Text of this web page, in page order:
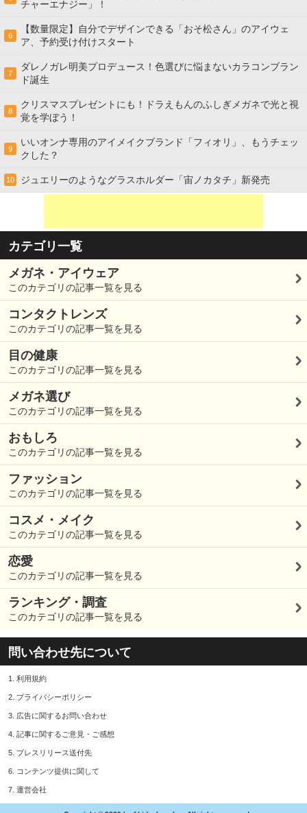
チャーエナジー」！
6
【数量限定】自分でデザインできる「おそ松さん」のアイウェ
ア、予約受け付けスタート
7
ダレノガレ明美プロデュース！色選びに悩まないカラコンブラン
ド誕生
8
クリスマスプレゼントにも！ドラえもんのふしぎメガネで光と視
覚を学ぼう！
9
いいオンナ専用のアイメイクブランド「フィオリ」、もうチェッ
クした？
10 ジュエリーのようなグラスホルダー「宙ノカタチ」新発売
カテゴリ一覧
メガネ・アイウェア
このカテゴリの記事一覧を見る
コンタクトレンズ
このカテゴリの記事一覧を見る
目の健康
このカテゴリの記事一覧を見る
メガネ選び
このカテゴリの記事一覧を見る
おもしろ
このカテゴリの記事一覧を見る
ファッション
このカテゴリの記事一覧を見る
コスメ・メイク
このカテゴリの記事一覧を見る
恋愛
このカテゴリの記事一覧を見る
ランキング・調査
このカテゴリの記事一覧を見る
問い合わせ先について
1. 利用規約
2. プライバシーポリシー
3. 広告に関するお問い合わせ
4. 記事に関するご意見・ご感想
5. プレスリリース送付先
6. コンテンツ提供に関して
7. 運営会社